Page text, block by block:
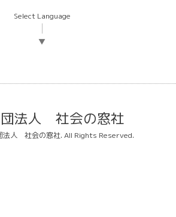
Select Language
▼
法人 社会の窓社
法人 社会の窓社. All Rights Reserved.